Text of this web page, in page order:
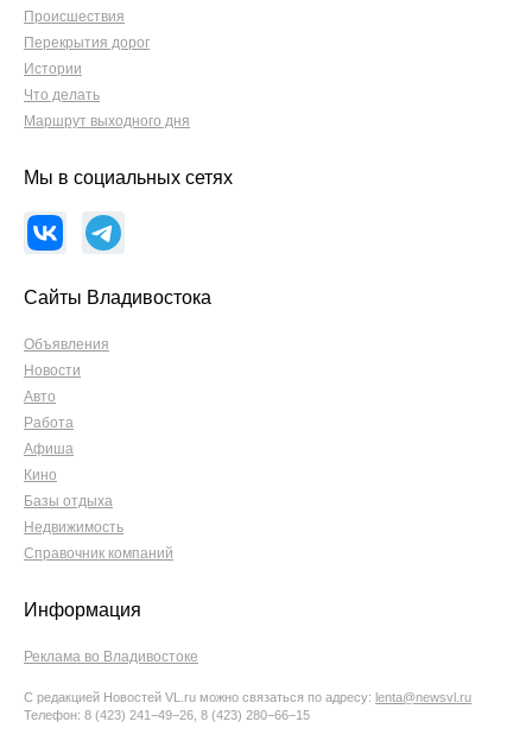
Происшествия
Перекрытия дорог
Истории
Что делать
Маршрут выходного дня
Мы в социальных сетях
Сайты Владивостока
Объявления
Новости
Авто
Работа
Афиша
Кино
Базы отдыха
Недвижимость
Справочник компаний
Информация
Реклама во Владивостоке
С редакцией Новостей VL.ru можно связаться по адресу: lenta@newsvl.ru
Телефон: 8 (423) 241−49−26, 8 (423) 280−66−15